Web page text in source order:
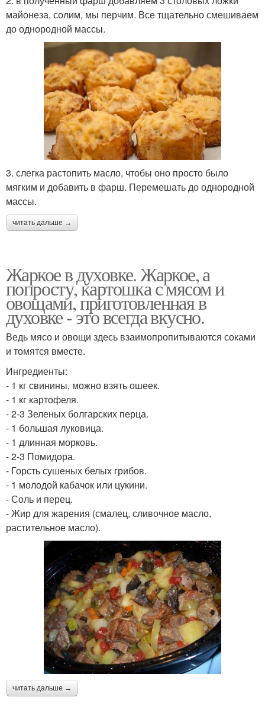
майонеза, солим, мы перчим. Все тщательно смешиваем
до однородной массы.
3. слегка растопить масло, чтобы оно просто было
мягким и добавить в фарш. Перемешать до однородной
массы.
читать дальше →
Жаркое в духовке. Жаркое, а
попросту, картошка с мясом и
овощами, приготовленная в
духовке - это всегда вкусно.
Ведь мясо и овощи здесь взаимопропитываются соками
и томятся вместе.
Ингредиенты:
- 1 кг свинины, можно взять ошеек.
- 1 кг картофеля.
- 2-3 Зеленых болгарских перца.
- 1 большая луковица.
- 1 длинная морковь.
- 2-3 Помидора.
- Горсть сушеных белых грибов.
- 1 молодой кабачок или цукини.
- Соль и перец.
- Жир для жарения (смалец, сливочное масло,
растительное масло).
читать дальше →